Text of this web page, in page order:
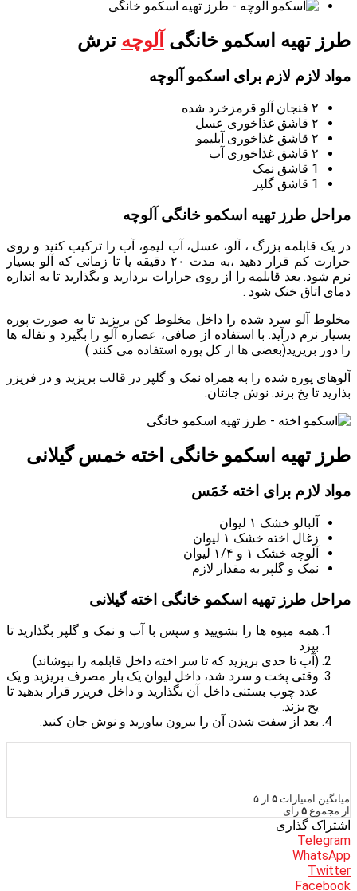
طرز تهیه اسکمو خانگی آلوچه ترش
مواد لازم لازم برای اسکمو آلوچه
۲ فنجان آلو قرمزخرد شده
۲ قاشق غذاخوری عسل
۲ قاشق غذاخوری آبلیمو
۲ قاشق غذاخوری آب
1 قاشق نمک
1 قاشق گلپر
مراحل طرز تهیه اسکمو خانگی آلوچه
در یک قابلمه بزرگ ، آلو، عسل، آب لیمو، آب را ترکیب کنید و روی
حرارت کم قرار دهید ،به مدت ۲۰ دقیقه یا تا زمانی که آلو بسیار
نرم شود. بعد قابلمه را از روی حرارات بردارید و بگذارید تا به انداره
دمای اتاق خنک شود .
مخلوط آلو سرد شده را داخل مخلوط کن بریزید تا به صورت پوره
بسیار نرم درآید. با استفاده از صافی، عصاره آلو را بگیرد و تفاله ها
را دور بریزید(بعضی ها از کل پوره استفاده می کنند )
آلوهای پوره شده را به همراه نمک و گلپر در قالب بریزید و در فریزر
بذارید تا یخ بزند. نوش جانتان.
طرز تهیه اسکمو خانگی اخته خمس گیلانی
مواد لازم برای اخته خَمَس
آلبالو خشک ۱ لیوان
زغال اخته خشک ۱ لیوان
آلوچه خشک ۱ و ۱/۴ لیوان
نمک و گلپر به مقدار لازم
مراحل طرز تهیه اسکمو خانگی اخته گیلانی
همه میوه ها را بشویید و سپس با آب و نمک و گلپر بگذارید تا
بپزد
(آب تا حدی بریزید که تا سر اخته داخل قابلمه را بپوشاند)
وقتی پخت و سرد شد، داخل لیوان یک بار مصرف بریزید و یک
عدد چوب بستنی داخل آن بگذارید و داخل فریزر قرار بدهید تا
یخ بزند.
بعد از سفت شدن آن را بیرون بیاورید و نوش جان کنید.
میانگین امتیازات ۵ از ۵
از مجموع ۵ رای
اشتراک گذاری
Telegram
WhatsApp
Twitter
Facebook